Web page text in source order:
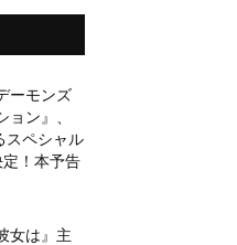
ーモンズ
ン』、
スペシャル
！本予告
女は』主